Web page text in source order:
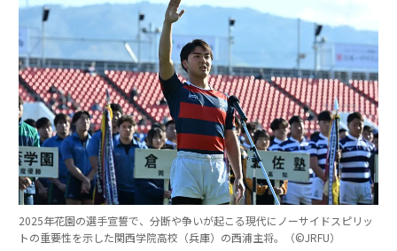
2025年花園の選手宣誓で、分断や争いが起こる現代にノーサイドスピリッ
トの重要性を示した関西学院高校（兵庫）の西浦主将。（©︎JRFU）